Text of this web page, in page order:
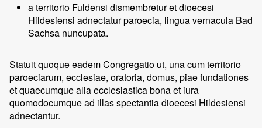
a territorio Fuldensi dismembretur et dioecesi
Hildesiensi adnectatur paroecia, lingua vernacula Bad
Sachsa nuncupata.
Statuit quoque eadem Congregatio ut, una cum territorio
paroeciarum, ecclesiae, oratoria, domus, piae fundationes
et quaecumque alia ecclesiastica bona et iura
quomodocumque ad illas spectantia dioecesi Hildesiensi
adnectantur.